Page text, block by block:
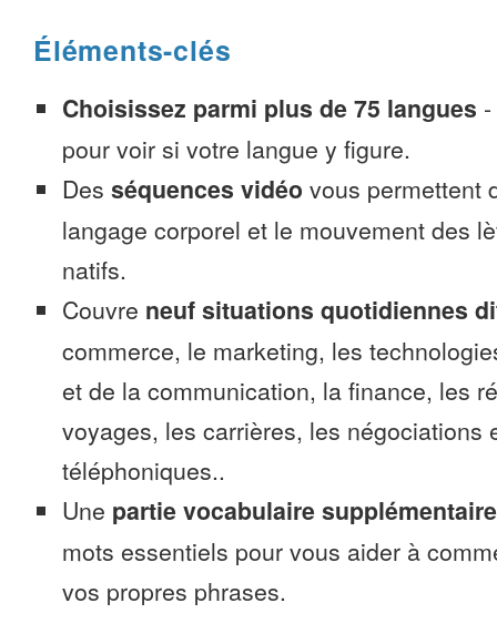
Éléments-clés
Choisissez parmi plus de 75 langues -
pour voir si votre langue y figure.
Des séquences vidéo vous permettent
langage corporel et le mouvement des
natifs.
Couvre neuf situations quotidiennes
commerce, le marketing, les
et de la communication, la finance, les
voyages, les carrières, les négociations
téléphoniques..
Une partie vocabulaire supplémentaire
mots essentiels pour vous aider à
vos propres phrases.